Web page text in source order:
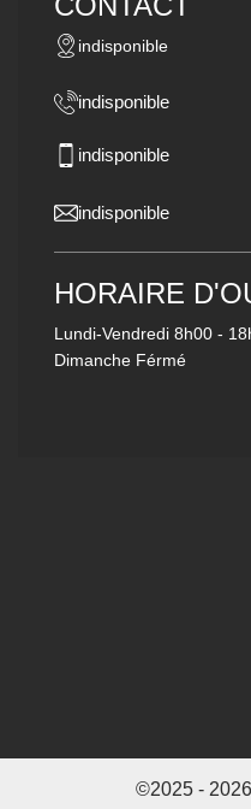
indisponible
indisponible
indisponible
indisponible
HORAIRE
Lundi-Vendredi 8h00 -
Dimanche Férmé
©2025 -